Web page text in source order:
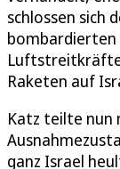
schlossen sich
Raketen auf
Katz teilte nun
ganz Israel